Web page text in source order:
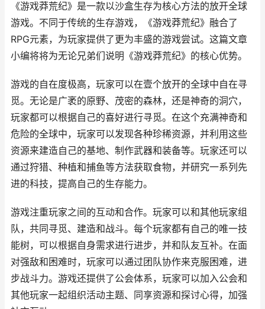
《游戏莽荒纪》是一款以沙盒生存为核心方法的放开全球
游戏。不同于传统的生存游戏，《游戏莽荒纪》融合了
RPG元素，为玩家提供了更为丰盛的游戏尝试。这篇文章
小编将将为无论兄弟们说明《游戏莽荒纪》的核心优势。
游戏的自在度极高，玩家可以在壹个放开的全球中自在寻
觅。无论是广袤的原野、茂密的森林，还是神奇的洞穴，
玩家都可以根据自己的喜好进行寻觅。在这个充满神奇和
危险的全球中，玩家可以发现各种珍稀资源，并利用这些
资源来建造自己的基地、制作武器和装备等。玩家还可以
通过狩猎、种植和捕鱼等方法获取食物，并研究一系列先
进的科技，提高自己的生存能力。
游戏注重玩家之间的互动和合作。玩家可以和其他玩家组
队，共同寻觅、建造和战斗。每个玩家都有自己的唯一技
能树，可以根据自身需求进行进步，并和队友互补。在面
对强敌和困难时，玩家可以通过团队协作来克服困难，进
步战斗力。游戏还提供了公会体系，玩家可以加入公会和
其他玩家一起组织活动主题、同享资源和探讨心得，加强